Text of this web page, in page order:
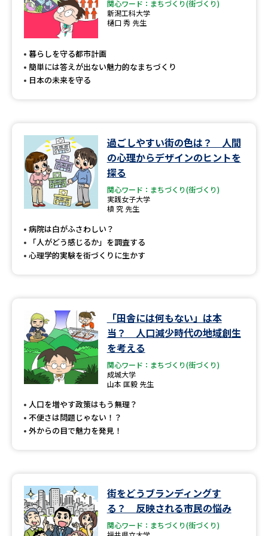
関心ワード：まちづくり(街づくり)
新潟工科大学
樋口 秀 先生
暮らしを守る都市計画
簡単には答えが出ない魅力的なまちづくり
日本の未来を守る
過ごしやすい街の色は？ 人間
の心理からデザインのヒントを
探る
関心ワード：まちづくり(街づくり)
実践女子大学
槙 究 先生
病院は白がふさわしい？
「人がどう感じるか」を調査する
心理学的実験を街づくりに生かす
「田舎には何もない」は本
当？ 人口減少時代の地域創生
を考える
関心ワード：まちづくり(街づくり)
成城大学
山本 匡毅 先生
人口を増やす政策はもう無理？
不便さは問題じゃない！？
外からの目で魅力を発見！
街をどうブランディングす
る？ 反映される市民の悩み
関心ワード：まちづくり(街づくり)